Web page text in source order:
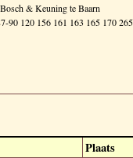
& Keuning te Baarn
90 120 156 161 163 165 170
Plaats